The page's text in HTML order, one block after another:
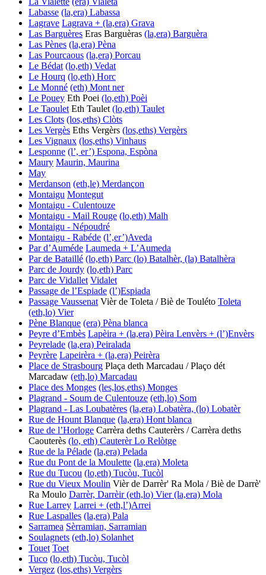
Labasse (la,era) Labassa
Lagrave Lagrava + (la,era) Grava
Las Barguères Eras Barguèras (la,era) Barguèra
Las Pènes (la,era) Pèna
Las Pourcaous (la,era) Porcau
Le Bédat (lo,eth) Vedat
Le Hourq (lo,eth) Horc
Le Monné (eth) Mont ner
Le Pouey Eth Poei (lo,eth) Poèi
Le Taoulet Eth Taulet (lo,eth) Taulet
Les Clots (los,eths) Clòts
Les Vergès Eths Vergèrs (los,eths) Vergèrs
Les Vignaux (los,eths) Vinhaus
Lesponne (l’, er’) Espona, Espòna
Maury Maurin, Maurina
May
Merdanson (eth,le) Merdançon
Montaigu Montegut
Montaigu - Culentouze
Montaigu - Mail Rouge (lo,eth) Malh
Montaigu - Népoudré
Montaigu - Rabéde (l’,er’)Aveda
Par d’Auméde Laumeda + L’Aumeda
Par de Bataillé (lo,eth) Parc (lo) Batalhèr, (la) Batalhèra
Parc de Jourdy (lo,eth) Parc
Parc de Vidallet Vidalet
Passage de l’Espiade (l’)Espiada
Passage Vaussenat Vièr de Toleta / Biè de Touléto Toleta
(eth,lo) Vier
Pène Blanque (era) Pèna blanca
Peyre d’Embès Lapèira + (la,era) Pèira Lenvèrs + (l’)Envèrs
Peyrelade (la,era) Peiralada
Peyrère Lapeirèra + (la,era) Peirèra
Place de Strasbourg Plaça deth Marcadau / Plaço dét
Marcadaw (eth,lo) Marcadau
Place des Monges (les,los,eths) Monges
Plagrand - Soum de Culentouze (eth,lo) Som
Plagrand - Las Loubatères (la,era) Lobatèra, (lo) Lobatèr
Rue de Hount Blanque (la,era) Hont blanca
Rue de l’Horloge Carrèra deths Cauterèrs / Carrèra deths
Caouterès (lo, eth) Cauterèr Lo Relòtge
Rue de la Pélade (la,era) Pelada
Rue du Pont de la Moulette (la,era) Moleta
Rue du Tucou (lo,eth) Tucòu, Tucòl
Rue du Vieux Moulin Vièr de Darrèr' Ra Mola / Biè de Darrè'
Ra Moulo Darrèr, Darrèir (eth,lo) Vier (la,era) Mola
Rue Larrey Larrei + (eth,l’)Arrei
Rue Laspalles (la,era) Pala
Sarramea Sèrramian, Sarramian
Soulagnets (eth,lo) Solanhet
Touet Toet
Tuco (lo,eth) Tucòu, Tucòl
Vergez (los,eths) Vergèrs